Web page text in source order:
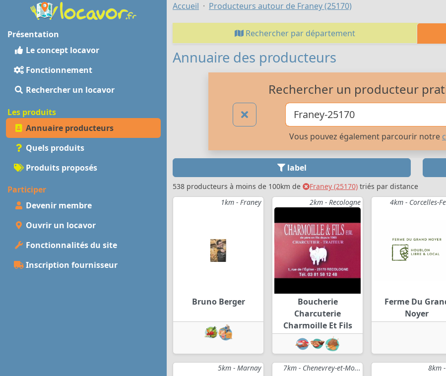
Présentation
Le concept locavor
Fonctionnement
Rechercher un locavor
Les produits
Annuaire producteurs
Quels produits
Produits proposés
Participer
Devenir membre
Ouvrir un locavor
Fonctionnalités du site
Inscription fournisseur
Accueil Producteurs autour de Franey (25170)
Rechercher par département
Annuaire des producteurs
Rechercher un producteur
Vous pouvez également parcourir notre
label
538 producteurs à moins de 100km de Franey (25170) triés par distance
1km - Franey
Bruno Berger
2km - Recologne
Boucherie
Charcuterie
Charmoille Et Fils
4km - Corcelles-
Ferme Du
Noyer
5km - Marnay 7km - Chenevrey-et-Mo... 8km